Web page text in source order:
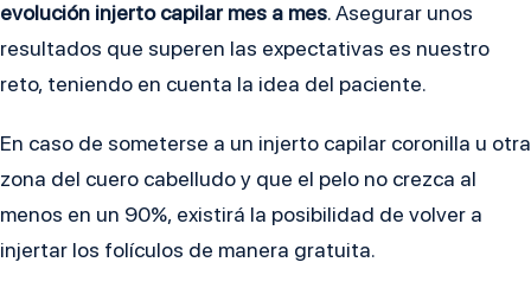
evolución injerto capilar mes a mes. Asegurar unos
resultados que superen las expectativas es nuestro
reto, teniendo en cuenta la idea del paciente.
En caso de someterse a un injerto capilar coronilla u otra
zona del cuero cabelludo y que el pelo no crezca al
menos en un 90%, existirá la posibilidad de volver a
injertar los folículos de manera gratuita.